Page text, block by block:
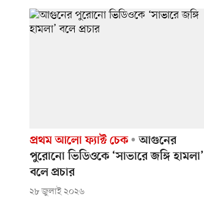
প্রথম আলো ফ্যাক্ট চেক
আগুনের
পুরোনো ভিডিওকে ‘সাভারে জঙ্গি হামলা’
বলে প্রচার
২৮ জুলাই ২০২৬